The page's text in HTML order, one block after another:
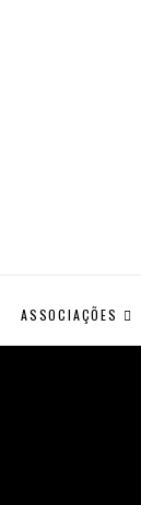
ASSOCIAÇÕES